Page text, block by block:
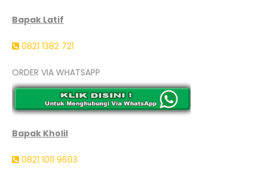
Bapak Latif
0821 1382 721
ORDER VIA WHATSAPP
Bapak Kholil
0821 1011 9603